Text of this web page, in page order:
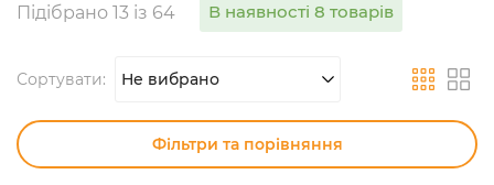
Підібрано 13 із 64 В наявності 8 товарів
Сортувати: Не вибрано
Фільтри та порівняння